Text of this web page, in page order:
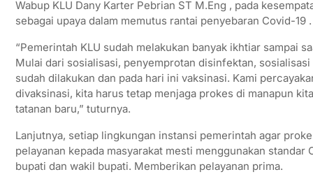
Wabup KLU Dany Karter Pebrian ST M.Eng , pada
sebagai upaya dalam memutus rantai penyebaran Covid-19 .
“Pemerintah KLU sudah melakukan banyak ikhtiar sampai
Mulai dari sosialisasi, penyemprotan disinfektan,
sudah dilakukan dan pada hari ini vaksinasi. Kami
divaksinasi, kita harus tetap menjaga prokes di manapun
tatanan baru,” tuturnya.
Lanjutnya, setiap lingkungan instansi pemerintah agar
pelayanan kepada masyarakat mesti menggunakan
bupati dan wakil bupati. Memberikan pelayanan prima.